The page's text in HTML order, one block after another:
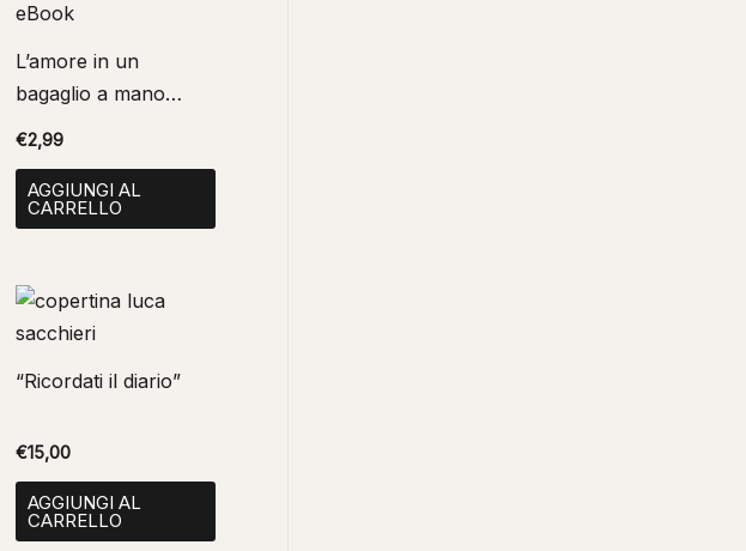
L’amore in un
bagaglio a mano
eBook
€2,99
AGGIUNGI AL
CARRELLO
“Ricordati il diario”
€15,00
AGGIUNGI AL
CARRELLO